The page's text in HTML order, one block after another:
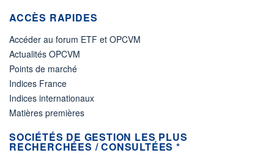
ACCÈS RAPIDES
Accéder au forum ETF et OPCVM
Actualités OPCVM
Points de marché
Indices France
Indices internationaux
Matières premières
SOCIÉTÉS DE GESTION LES PLUS
RECHERCHÉES / CONSULTÉES *